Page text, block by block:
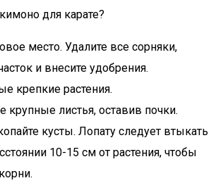
для карате?
место. Удалите все сорняки,
и внесите удобрения.
крепкие растения.
крупные листья, оставив почки.
кусты. Лопату следует втыкать
10-15 см от растения, чтобы